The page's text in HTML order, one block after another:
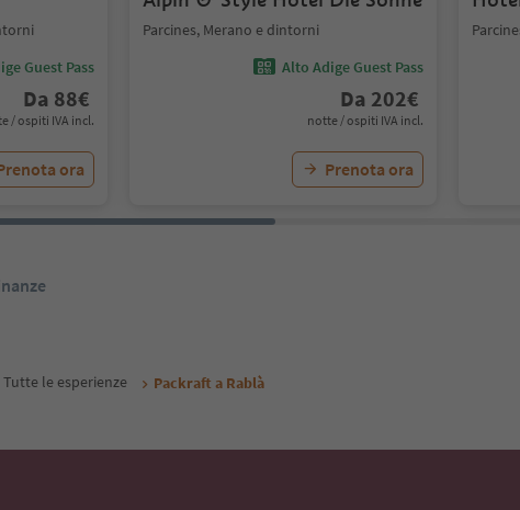
Guest Pass
Da 88€
/ ospiti IVA incl.
ora
Parcines, Merano e dintorni
Alto Adige Guest Pass
Da 202€
notte / ospiti IVA incl.
Prenota ora
Tutte le esperienze Packraft a Rablà